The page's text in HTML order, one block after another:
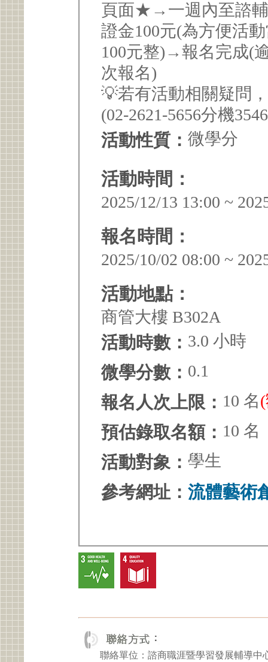
頁面★→一週內至諮輔
證金100元(為方便活
100元整)→報名完成(
次報名)
💡若有活動相關疑問
(02-2621-5656分機
活動性質： 微學分
活動時間：
2025/12/13 13:00 ~
報名時間：
2025/10/02 08:00 ~
活動地點：
商管大樓 B302A
活動時數： 3.0 小時
微學分數： 0.1
報名人次上限： 10 名
預估錄取名額： 10 名
活動對象： 學生
參考網址： 流體藝術
聯絡單位：諮商職涯暨學習發展輔導中